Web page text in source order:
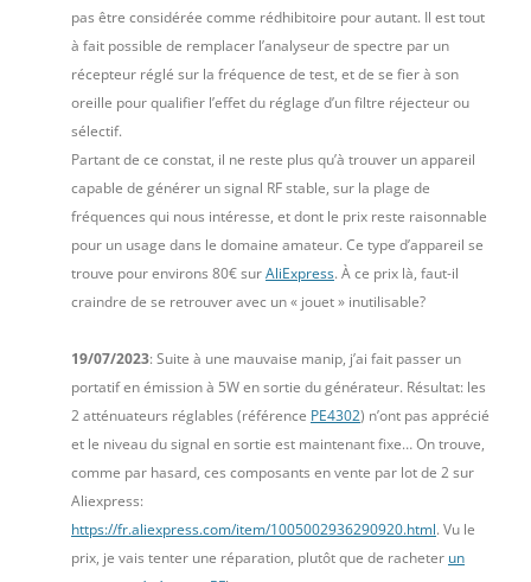
pas être considérée comme rédhibitoire pour autant. Il est tout
à fait possible de remplacer l’analyseur de spectre par un
récepteur réglé sur la fréquence de test, et de se fier à son
oreille pour qualifier l’effet du réglage d’un filtre réjecteur ou
sélectif.
Partant de ce constat, il ne reste plus qu’à trouver un appareil
capable de générer un signal RF stable, sur la plage de
fréquences qui nous intéresse, et dont le prix reste raisonnable
pour un usage dans le domaine amateur. Ce type d’appareil se
trouve pour environs 80€ surAliExpress. À ce prix là, faut-il
craindre de se retrouver avec un « jouet » inutilisable?
19/07/2023: Suite à une mauvaise manip, j’ai fait passer un
portatif en émission à 5W en sortie du générateur. Résultat: les
2 atténuateurs réglables (référence PE4302) n’ont pas apprécié
et le niveau du signal en sortie est maintenant fixe… On trouve,
comme par hasard, ces composants en vente par lot de 2 sur
Aliexpress:
https://fr.aliexpress.com/item/1005002936290920.html. Vu le
prix, je vais tenter une réparation, plutôt que de racheter un